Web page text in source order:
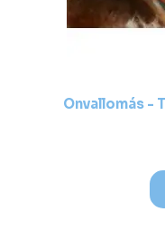
Önvallomás -